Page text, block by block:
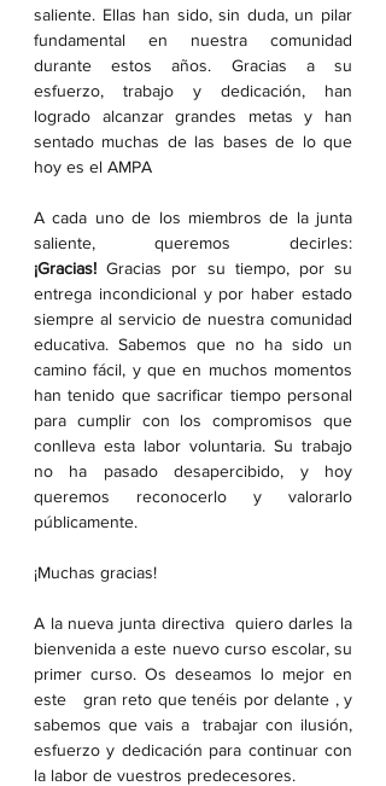
saliente. Ellas han sido, sin duda, un pilar
fundamental en nuestra comunidad
durante estos años. Gracias a su
esfuerzo, trabajo y dedicación, han
logrado alcanzar grandes metas y han
sentado muchas de las bases de lo que
hoy es el AMPA
A cada uno de los miembros de la junta
¡Gracias! Gracias por su tiempo, por su
entrega incondicional y por haber estado
siempre al servicio de nuestra comunidad
educativa. Sabemos que no ha sido un
camino fácil, y que en muchos momentos
han tenido que sacrificar tiempo personal
para cumplir con los compromisos que
conlleva esta labor voluntaria. Su trabajo
no ha pasado desapercibido, y hoy
queremos reconocerlo y valorarlo
públicamente.
¡Muchas gracias!
A la nueva junta directiva  quiero darles la
bienvenida a este nuevo curso escolar, su
primer curso. Os deseamos lo mejor en
este   gran reto que tenéis por delante , y
sabemos que vais a  trabajar con ilusión,
esfuerzo y dedicación para continuar con
la labor de vuestros predecesores.